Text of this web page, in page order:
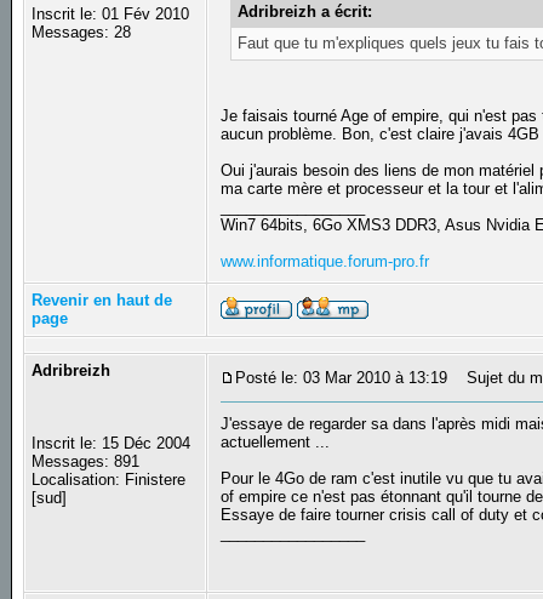
Inscrit le: 01 Fév 2010
Messages: 28
Adribreizh a écrit:
Faut que tu m'expliques quels jeux tu fais
Je faisais tourné Age of empire, qui n'est
aucun problème. Bon, c'est claire j'avais
Oui j'aurais besoin des liens de mon
ma carte mère et processeur et la tour et
Win7 64bits, 6Go XMS3 DDR3, Asus Nvidia
www.informatique.forum-pro.fr
Revenir en haut de
page
Adribreizh
Inscrit le: 15 Déc 2004
Messages: 891
Localisation: Finistere
[sud]
Posté le: 03 Mar 2010 à 13:19 Sujet du
J'essaye de regarder sa dans l'après midi
actuellement ...
Pour le 4Go de ram c'est inutile vu que tu
of empire ce n'est pas étonnant qu'il tourne
Essaye de faire tourner crisis call of duty et